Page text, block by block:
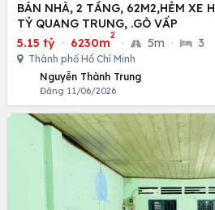
BÁN NHÀ, 2 TẦNG, 62M2,HẺM XE
TỶ QUANG TRUNG, .GÒ VẤP
5.15 tỷ · 6230m
2
· 5m · 3
Thành phố Hồ Chí Minh
Nguyễn Thành Trung
Đăng 11/06/2026